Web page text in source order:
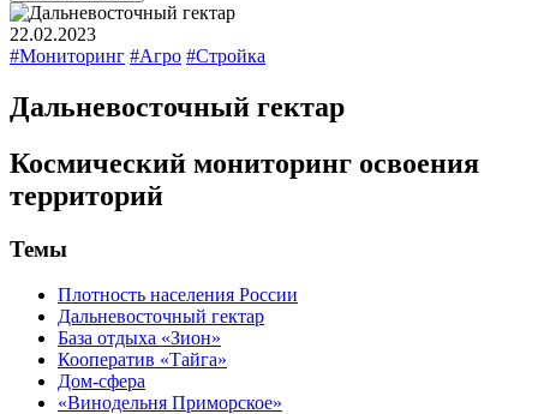
22.02.2023
#Мониторинг #Агро #Стройка
Дальневосточный гектар
Космический мониторинг освоения
территорий
Темы
Плотность населения России
Дальневосточный гектар
База отдыха «Зион»
Кооператив «Тайга»
Дом-сфера
«Винодельня Приморское»